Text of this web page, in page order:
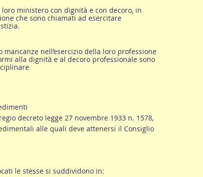
ministero con dignità e con decoro, in
che sono chiamati ad esercitare
nell’esercizio della loro professione
alla dignità e al decoro professionale sono
decreto legge 27 novembre 1933 n. 1578,
alle quali deve attenersi il Consiglio
le stesse si suddividono in: